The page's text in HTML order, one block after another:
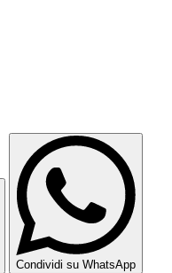
Condividi su WhatsApp